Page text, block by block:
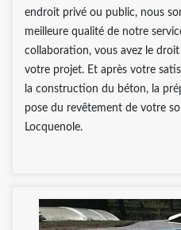
endroit privé ou public, nous
meilleure qualité de notre
collaboration, vous avez le
votre projet. Et après votre
la construction du béton, la
pose du revêtement de votre
Locquenole.